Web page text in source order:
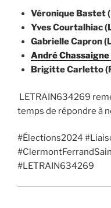
Véronique Bastet
Yves Courtalhiac
Gabrielle Capron
André Chassaigne
Brigitte Carletto
LETRAIN634269
temps de répondre à
#Élections2024
#LETRAIN634269